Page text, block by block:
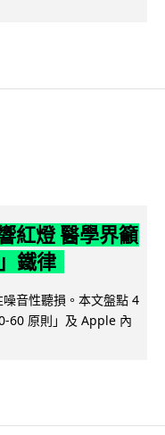
紅燈 醫學界籲
鐵律
音性聽損。本文盤點 4
60 原則」及 Apple 內